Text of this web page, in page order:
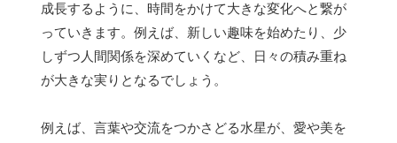
成長するように、時間をかけて大きな変化へと繋が
っていきます。例えば、新しい趣味を始めたり、少
しずつ人間関係を深めていくなど、日々の積み重ね
が大きな実りとなるでしょう。
例えば、言葉や交流をつかさどる水星が、愛や美を